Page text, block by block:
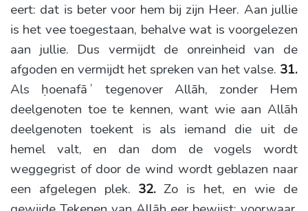
eert: dat is beter voor hem bij zijn Heer. Aan jullie
is het vee toegestaan, behalve wat is voorgelezen
aan jullie. Dus vermijdt de onreinheid van de
afgoden en vermijdt het spreken van het valse. 31.
Als ḥoenafāʾ tegenover Allāh, zonder Hem
deelgenoten toe te kennen, want wie aan Allāh
deelgenoten toekent is als iemand die uit de
hemel valt, en dan dom de vogels wordt
weggegrist of door de wind wordt geblazen naar
een afgelegen plek. 32. Zo is het, en wie de